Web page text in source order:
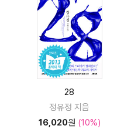
28
정유정 지음
16,020원 (10%)